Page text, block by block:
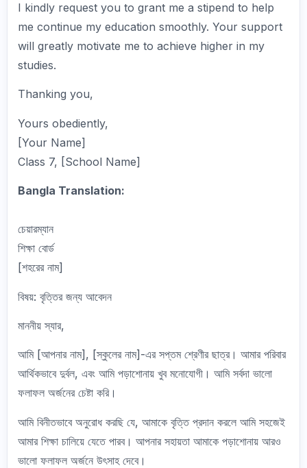
I kindly request you to grant me a stipend to help
me continue my education smoothly. Your support
will greatly motivate me to achieve higher in my
studies.
Thanking you,
Yours obediently,
[Your Name]
Class 7, [School Name]
Bangla Translation:
চেয়ারম্যান
শিক্ষা বোর্ড
[শহরের নাম]
বিষয়: বৃত্তির জন্য আবেদন
মাননীয় স্যার,
আমি [আপনার নাম], [স্কুলের নাম]-এর সপ্তম শ্রেণীর ছাত্র। আমার পরিবার
আর্থিকভাবে দুর্বল, এবং আমি পড়াশোনায় খুব মনোযোগী। আমি সর্বদা ভালো
ফলাফল অর্জনের চেষ্টা করি।
আমি বিনীতভাবে অনুরোধ করছি যে, আমাকে বৃত্তি প্রদান করলে আমি সহজেই
আমার শিক্ষা চালিয়ে যেতে পারব। আপনার সহায়তা আমাকে পড়াশোনায় আরও
ভালো ফলাফল অর্জনে উৎসাহ দেবে।